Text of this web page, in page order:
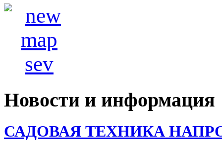
Новости и информация
САДОВАЯ ТЕХНИКА